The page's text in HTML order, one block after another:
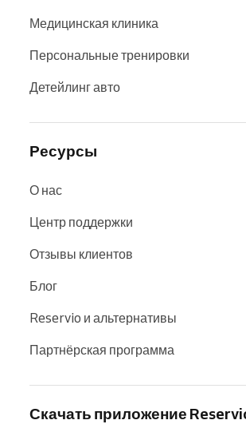
Медицинская клиника
Персональные тренировки
Детейлинг авто
Ресурсы
О нас
Центр поддержки
Отзывы клиентов
Блог
Reservio и альтернативы
Партнёрская программа
Скачать приложение